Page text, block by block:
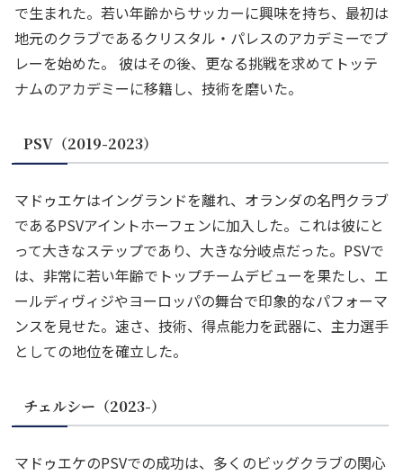
で生まれた。若い年齢からサッカーに興味を持ち、最初は
地元のクラブであるクリスタル・パレスのアカデミーでプ
レーを始めた。 彼はその後、更なる挑戦を求めてトッテ
ナムのアカデミーに移籍し、技術を磨いた。
PSV（2019-2023）
マドゥエケはイングランドを離れ、オランダの名門クラブ
であるPSVアイントホーフェンに加入した。これは彼にと
って大きなステップであり、大きな分岐点だった。PSVで
は、非常に若い年齢でトップチームデビューを果たし、エ
ールディヴィジやヨーロッパの舞台で印象的なパフォーマ
ンスを見せた。速さ、技術、得点能力を武器に、主力選手
としての地位を確立した。
チェルシー（2023-）
マドゥエケのPSVでの成功は、多くのビッグクラブの関心